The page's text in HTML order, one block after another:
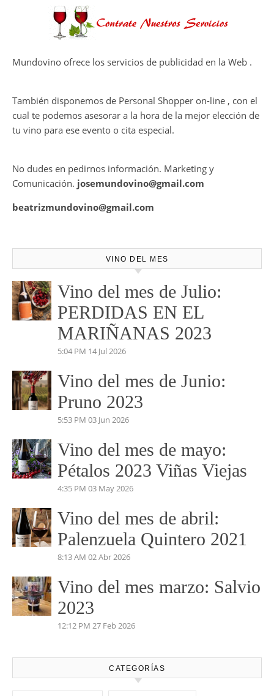
Mundovino ofrece los servicios de publicidad en la Web .
También disponemos de Personal Shopper on-line , con el
cual te podemos asesorar a la hora de la mejor elección de
tu vino para ese evento o cita especial.
No dudes en pedirnos información. Marketing y
Comunicación. josemundovino@gmail.com
beatrizmundovino@gmail.com
VINO DEL MES
Vino del mes de Julio:
PERDIDAS EN EL
MARIÑANAS 2023
5:04 PM 14 Jul 2026
Vino del mes de Junio:
Pruno 2023
5:53 PM 03 Jun 2026
Vino del mes de mayo:
Pétalos 2023 Viñas Viejas
4:35 PM 03 May 2026
Vino del mes de abril:
Palenzuela Quintero 2021
8:13 AM 02 Abr 2026
Vino del mes marzo: Salvio
2023
12:12 PM 27 Feb 2026
CATEGORÍAS